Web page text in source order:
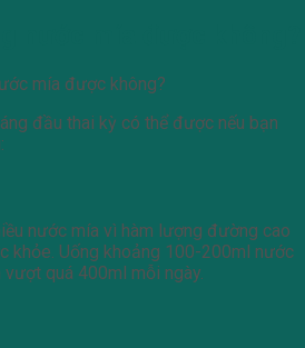
mía được không?
đầu thai kỳ có thể được nếu bạn
nước mía vì hàm lượng đường cao
khỏe. Uống khoảng 100-200ml nước
quá 400ml mỗi ngày.